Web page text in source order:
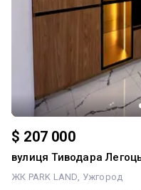
$ 207 000
вулиця Тиводара
ЖК PARK LAND Ужгород